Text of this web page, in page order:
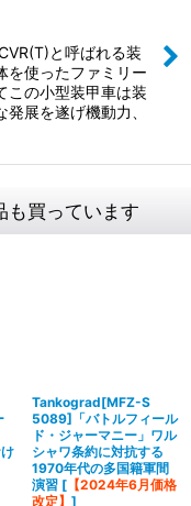
と呼ばれる装
を使ったファミリー
この小型装甲車は装
展を遂げ機動力、
も買っています
Tankograd[MFZ-S
5089]「バトルフィール
ド・ジャーマニー」ワル
シャワ条約に対抗する
1970年代の多国籍軍間
演習 [ 【2024年6月価格
改定】 ]